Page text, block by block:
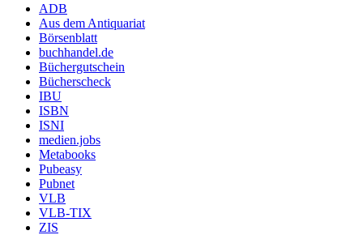
ADB
Aus dem Antiquariat
Börsenblatt
buchhandel.de
Büchergutschein
Bücherscheck
IBU
ISBN
ISNI
medien.jobs
Metabooks
Pubeasy
Pubnet
VLB
VLB-TIX
ZIS